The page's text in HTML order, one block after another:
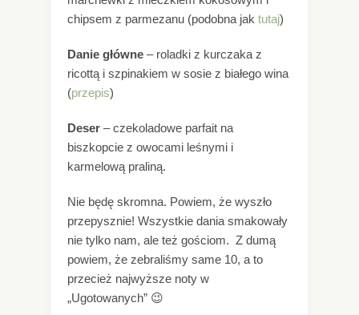
chipsem z parmezanu (podobna jak tutaj)
Danie główne – roladki z kurczaka z
ricottą i szpinakiem w sosie z białego wina
(przepis)
Deser – czekoladowe parfait na
biszkopcie z owocami leśnymi i
karmelową praliną.
Nie będę skromna. Powiem, że wyszło
przepysznie! Wszystkie dania smakowały
nie tylko nam, ale też gościom. Z dumą
powiem, że zebraliśmy same 10, a to
przecież najwyższe noty w
„Ugotowanych” 😉